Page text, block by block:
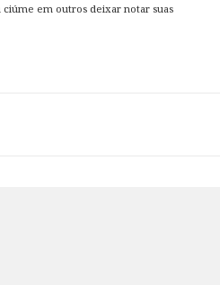
em outros deixar notar suas